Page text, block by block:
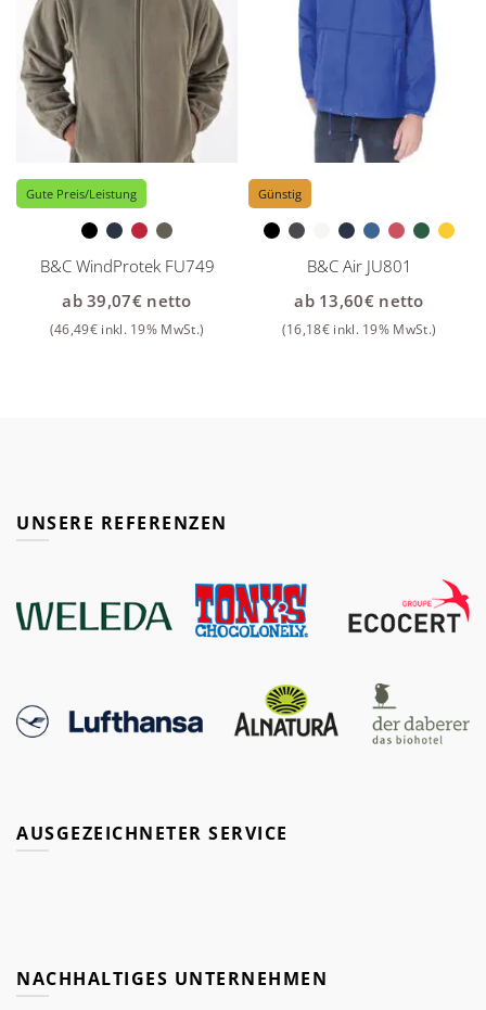
Gute Preis/Leistung
B&C WindProtek FU749
ab39,07€netto
(46,49€ inkl. 19% MwSt.)
Günstig
B&C Air JU801
ab 13,60€netto
(16,18€ inkl. 19% MwSt.)
UNSERE REFERENZEN
AUSGEZEICHNETER SERVICE
NACHHALTIGES UNTERNEHMEN